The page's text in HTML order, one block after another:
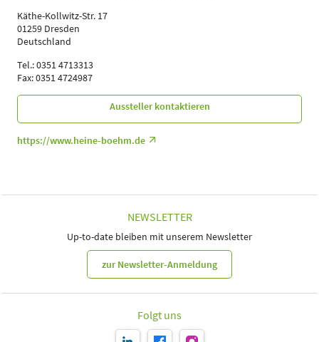
Käthe-Kollwitz-Str. 17
01259 Dresden
Deutschland
Tel.: 0351 4713313
Fax: 0351 4724987
Aussteller kontaktieren
https://www.heine-boehm.de
NEWSLETTER
Up-to-date bleiben mit unserem Newsletter
zur Newsletter-Anmeldung
Folgt uns